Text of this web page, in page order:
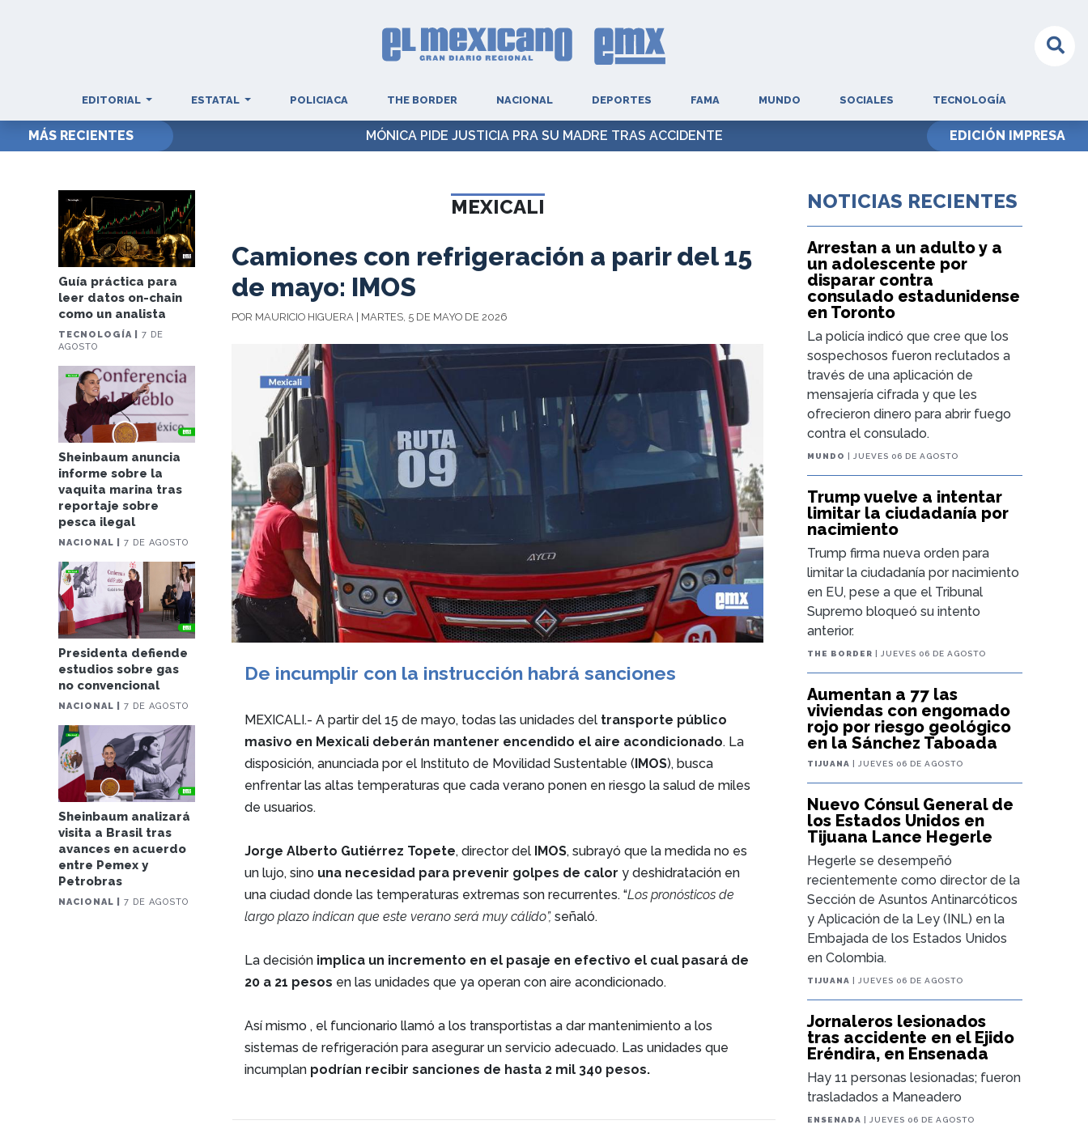
EDITORIAL ESTATAL POLICIACA THE BORDER NACIONAL DEPORTES FAMA MUNDO SOCIALES TECNOLOGÍA
MÁS RECIENTES MÓNICA PIDE JUSTICIA PRA SU MADRE TRAS ACCIDENTE EDICIÓN IMPRESA
Guía práctica para
leer datos on-chain
como un analista
TECNOLOGÍA |
7 DE
AGOSTO
Sheinbaum anuncia
informe sobre la
vaquita marina tras
reportaje sobre
pesca ilegal
NACIONAL | 7 DE AGOSTO
Presidenta defiende
estudios sobre gas
no convencional
NACIONAL | 7 DE AGOSTO
Sheinbaum analizará
visita a Brasil tras
avances en acuerdo
entre Pemex y
Petrobras
NACIONAL | 7 DE AGOSTO
MEXICALI
Camiones con refrigeración a parir del 15
de mayo: IMOS
POR MAURICIO HIGUERA | MARTES, 5 DE MAYO DE 2026
De incumplir con la instrucción habrá sanciones
MEXICALI.- A partir del 15 de mayo, todas las unidades del transporte público
masivo en Mexicali deberán mantener encendido el aire acondicionado. La
disposición, anunciada por el Instituto de Movilidad Sustentable (IMOS), busca
enfrentar las altas temperaturas que cada verano ponen en riesgo la salud de miles
de usuarios.
Jorge Alberto Gutiérrez Topete, director del IMOS, subrayó que la medida no es
un lujo, sino una necesidad para prevenir golpes de calor y deshidratación en
una ciudad donde las temperaturas extremas son recurrentes. “Los pronósticos de
largo plazo indican que este verano será muy cálido”, señaló.
La decisión implica un incremento en el pasaje en efectivo el cual pasará de
20 a 21 pesos en las unidades que ya operan con aire acondicionado.
Así mismo , el funcionario llamó a los transportistas a dar mantenimiento a los
sistemas de refrigeración para asegurar un servicio adecuado. Las unidades que
incumplan podrían recibir sanciones de hasta 2 mil 340 pesos.
NOTICIAS RECIENTES
Arrestan a un adulto y a
un adolescente por
disparar contra
consulado estadunidense
en Toronto
La policía indicó que cree que los
sospechosos fueron reclutados a
través de una aplicación de
mensajería cifrada y que les
ofrecieron dinero para abrir fuego
contra el consulado.
MUNDO | JUEVES 06 DE AGOSTO
Trump vuelve a intentar
limitar la ciudadanía por
nacimiento
Trump firma nueva orden para
limitar la ciudadanía por nacimiento
en EU, pese a que el Tribunal
Supremo bloqueó su intento
anterior.
THE BORDER | JUEVES 06 DE AGOSTO
Aumentan a 77 las
viviendas con engomado
rojo por riesgo geológico
en la Sánchez Taboada
TIJUANA | JUEVES 06 DE AGOSTO
Nuevo Cónsul General de
los Estados Unidos en
Tijuana Lance Hegerle
Hegerle se desempeñó
recientemente como director de la
Sección de Asuntos Antinarcóticos
y Aplicación de la Ley (INL) en la
Embajada de los Estados Unidos
en Colombia.
TIJUANA | JUEVES 06 DE AGOSTO
Jornaleros lesionados
tras accidente en el Ejido
Eréndira, en Ensenada
Hay 11 personas lesionadas; fueron
trasladados a Maneadero
ENSENADA | JUEVES 06 DE AGOSTO